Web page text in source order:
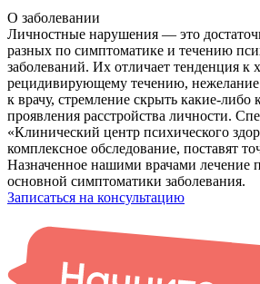
О заболевании
Личностные нарушения — это
разных по симптоматике и течению
заболеваний. Их отличает тенденция к
рецидивирующему течению, нежелание
к врачу, стремление скрыть какие-либо
проявления расстройства личности.
«Клинический центр психического
комплексное обследование, поставят
Назначенное нашими врачами лечение
основной симптоматики заболевания.
Записаться на консультацию